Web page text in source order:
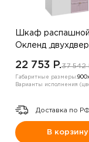
Шкаф распашной
Окленд
22 753 P.37 542
Габаритные размеры:
Варианты исполнения
Доставка по
В корзину